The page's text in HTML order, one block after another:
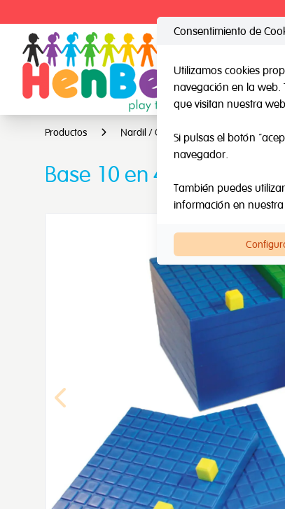
HenBea
Productos Nardil / Otras marcas Base 10
Base 10 en 4 colores
Consentimiento de
Utilizamos cookies
navegación en la web.
que visitan nuestra
Si pulsas el botón
navegador.
También puedes
información en nuestra